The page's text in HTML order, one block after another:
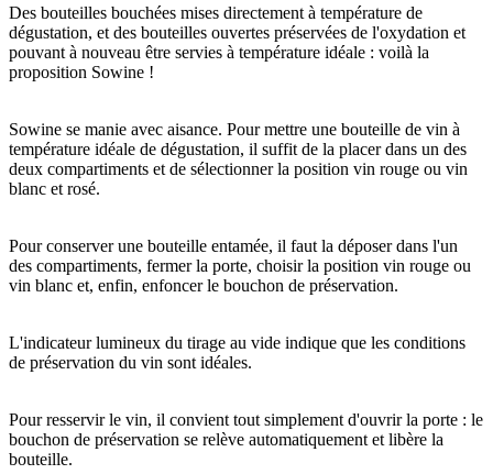
Des bouteilles bouchées mises directement à température de
dégustation, et des bouteilles ouvertes préservées de l'oxydation et
pouvant à nouveau être servies à température idéale : voilà la
proposition Sowine !
Sowine se manie avec aisance. Pour mettre une bouteille de vin à
température idéale de dégustation, il suffit de la placer dans un des
deux compartiments et de sélectionner la position vin rouge ou vin
blanc et rosé.
Pour conserver une bouteille entamée, il faut la déposer dans l'un
des compartiments, fermer la porte, choisir la position vin rouge ou
vin blanc et, enfin, enfoncer le bouchon de préservation.
L'indicateur lumineux du tirage au vide indique que les conditions
de préservation du vin sont idéales.
Pour resservir le vin, il convient tout simplement d'ouvrir la porte : le
bouchon de préservation se relève automatiquement et libère la
bouteille.